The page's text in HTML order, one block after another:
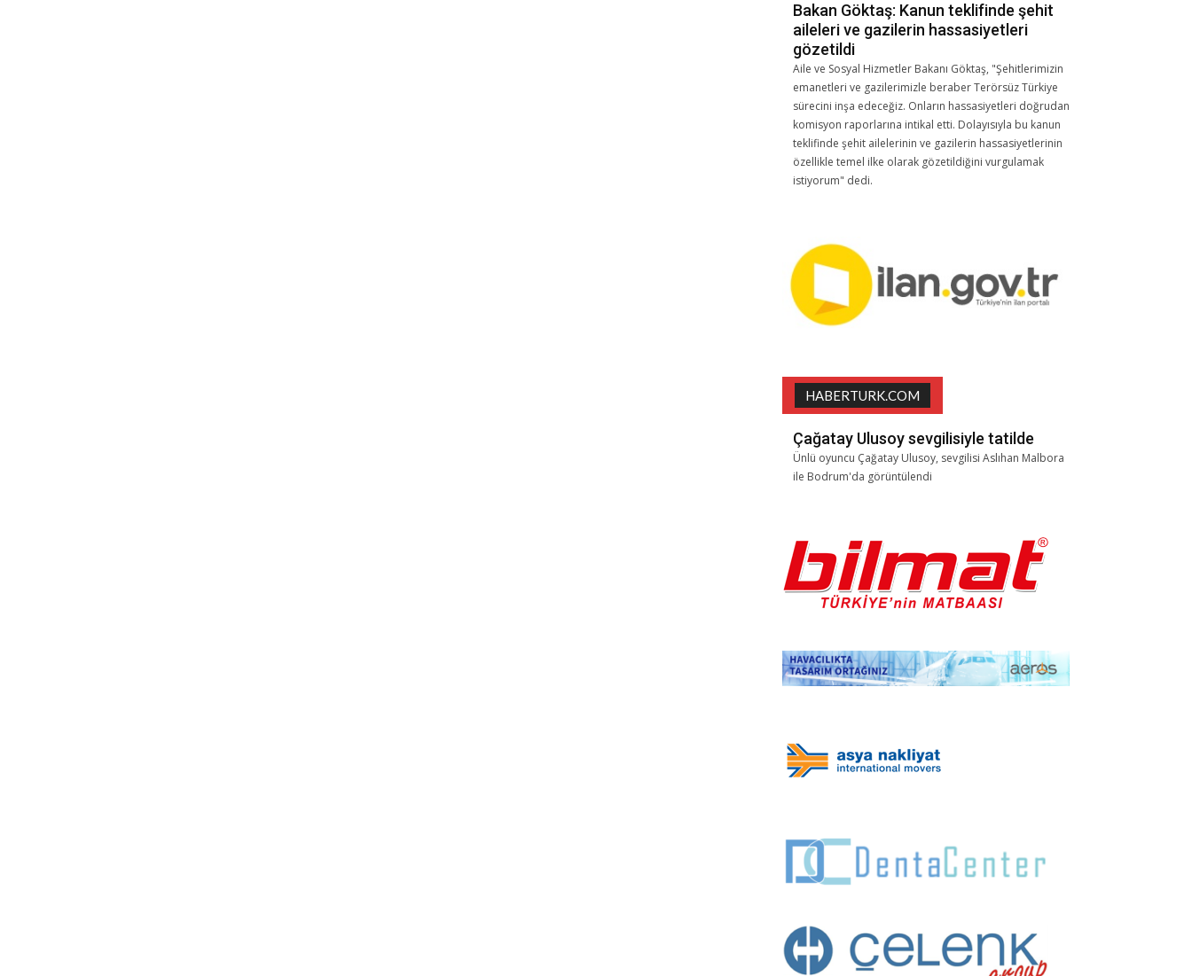
Bakan Göktaş: Kanun teklifinde şehit
aileleri ve gazilerin hassasiyetleri
gözetildi
Aile ve Sosyal Hizmetler Bakanı Göktaş, "Şehitlerimizin
emanetleri ve gazilerimizle beraber Terörsüz Türkiye
sürecini inşa edeceğiz. Onların hassasiyetleri doğrudan
komisyon raporlarına intikal etti. Dolayısıyla bu kanun
teklifinde şehit ailelerinin ve gazilerin hassasiyetlerinin
özellikle temel ilke olarak gözetildiğini vurgulamak
istiyorum" dedi.
HABERTURK.COM
Çağatay Ulusoy sevgilisiyle tatilde
Ünlü oyuncu Çağatay Ulusoy, sevgilisi Aslıhan Malbora
ile Bodrum'da görüntülendi